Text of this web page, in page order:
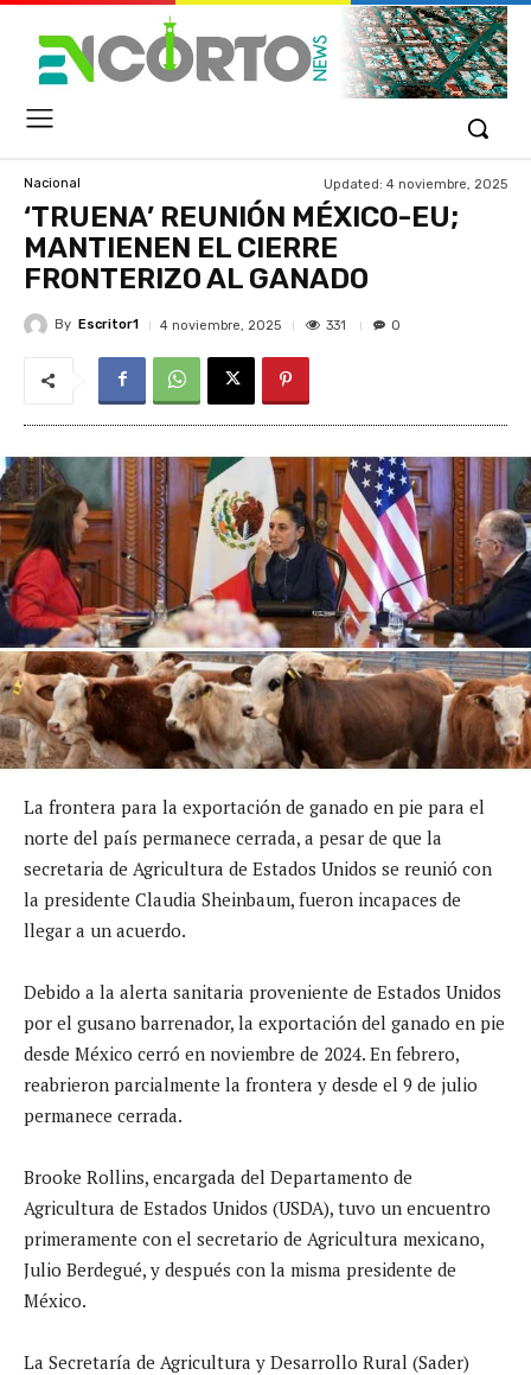
Nacional Updated: 4 noviembre, 2025
‘TRUENA’ REUNIÓN MÉXICO-EU;
MANTIENEN EL CIERRE
FRONTERIZO AL GANADO
By Escritor1 4 noviembre, 2025 331 0
La frontera para la exportación de ganado en pie para el
norte del país permanece cerrada, a pesar de que la
secretaria de Agricultura de Estados Unidos se reunió con
la presidente Claudia Sheinbaum, fueron incapaces de
llegar a un acuerdo.
Debido a la alerta sanitaria proveniente de Estados Unidos
por el gusano barrenador, la exportación del ganado en pie
desde México cerró en noviembre de 2024. En febrero,
reabrieron parcialmente la frontera y desde el 9 de julio
permanece cerrada.
Brooke Rollins, encargada del Departamento de
Agricultura de Estados Unidos (USDA), tuvo un encuentro
primeramente con el secretario de Agricultura mexicano,
Julio Berdegué, y después con la misma presidente de
México.
La Secretaría de Agricultura y Desarrollo Rural (Sader)